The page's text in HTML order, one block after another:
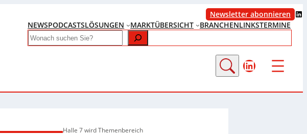
Newsletter abonnieren LinkedIn
NEWSPODCASTSLÖSUNGEN MARKTÜBERSICHT BRANCHENLINKSTERMINE
Search
LinkedIn
Halle 7 wird Themenbereich